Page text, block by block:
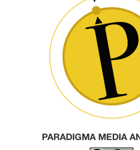
PARADIGMA MEDIA